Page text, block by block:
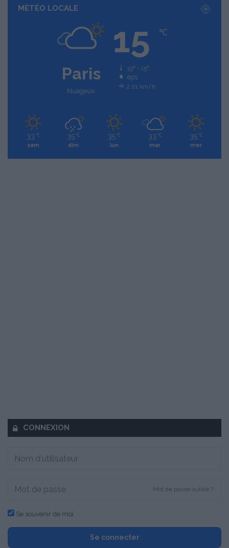
MÉTÉO LOCALE
Paris
Nuageux
15 ℃
33º - 15º
69%
2.01 km/h
33 ℃
sam
35 ℃
dim
35 ℃
lun
33 ℃
mar
35 ℃
mer
CONNEXION
Mot de passe oublié ?
Se souvenir de moi
Se connecter